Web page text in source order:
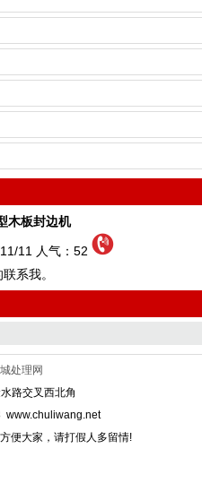
木板封边机
11 人气：52
系我。
处理网
路交叉西北角
www.chuliwang.net
便大家，请打假人多留情!